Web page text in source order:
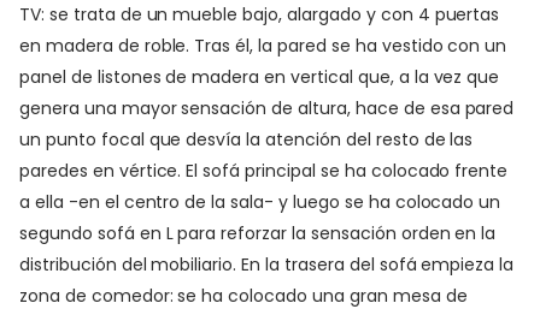
TV: se trata de un mueble bajo, alargado y con 4 puertas
en madera de roble. Tras él, la pared se ha vestido con un
panel de listones de madera en vertical que, a la vez que
genera una mayor sensación de altura, hace de esa pared
un punto focal que desvía la atención del resto de las
paredes en vértice. El sofá principal se ha colocado frente
a ella -en el centro de la sala- y luego se ha colocado un
segundo sofá en L para reforzar la sensación orden en la
distribución del mobiliario. En la trasera del sofá empieza la
zona de comedor: se ha colocado una gran mesa de